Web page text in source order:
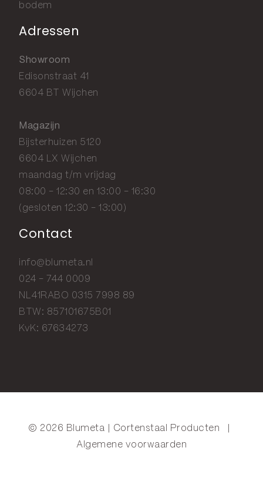
bodem
Adressen
Showroom
Edisonstraat 41
6604 BT Wijchen
Magazijn
Bijsterhuizen 5120
6604 LX Wijchen
maandag t/m vrijdag
08:00 - 12:30 en 13:00 - 16:30
(gesloten 12:30 - 13:00)
Contact
info@blumeta.nl
024 - 744 0009
NL41RABO 0315 7998 89
BTW: 857101675B01
KvK: 67634273
© 2026 Blumeta | Cortenstaal Producten
Algemene voorwaarden